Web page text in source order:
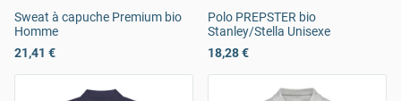
Sweat à capuche Premium bio
Homme
21,41 €
Polo PREPSTER bio
Stanley/Stella Unisexe
18,28 €